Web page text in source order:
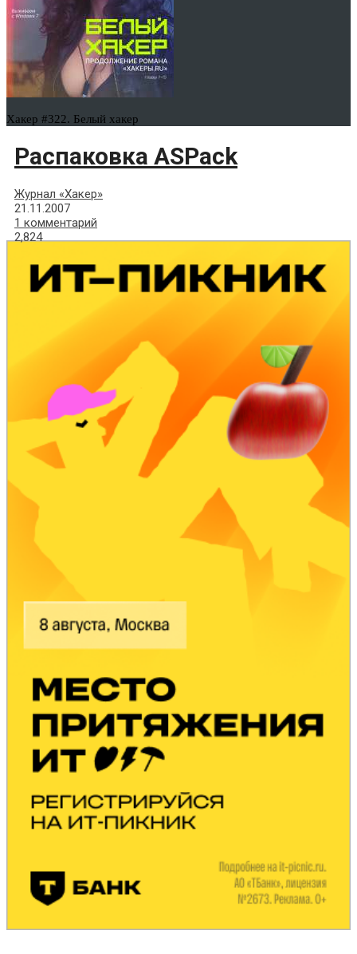
Хакер #322. Белый хакер
Распаковка ASPack
Журнал «Хакер»
21.11.2007
1 комментарий
2,824